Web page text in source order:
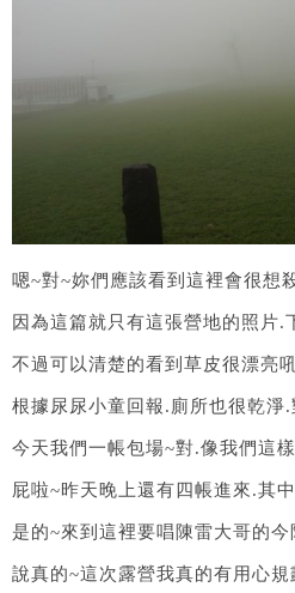
嗯~對~妳們應該看到這裡會很想
因為這篇就只有這張營地的照片.
不過可以清楚的看到草皮很漂亮
根據尿尿小童回報.廁所也很乾
今天我們一帳包場~對.像我們這
屁啦~昨天晚上還有四帳進來.其
是的~來到這裡要唱陳雷大哥的
說真的~這次露營我真的有用心